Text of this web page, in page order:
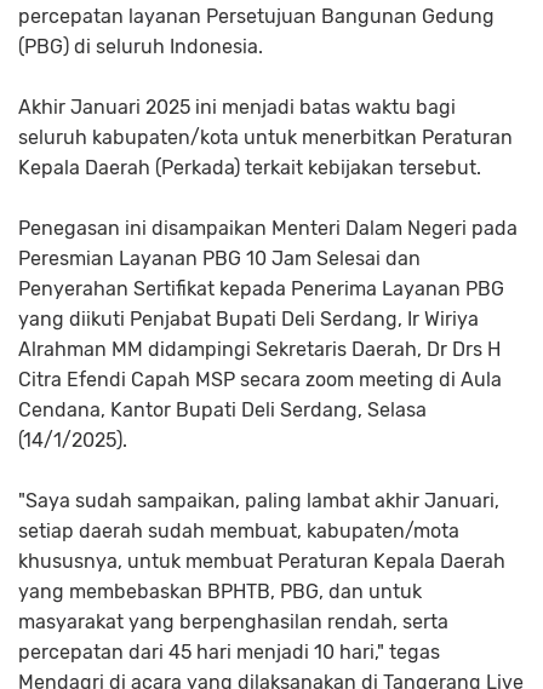
percepatan layanan Persetujuan Bangunan Gedung
(PBG) di seluruh Indonesia.
Akhir Januari 2025 ini menjadi batas waktu bagi
seluruh kabupaten/kota untuk menerbitkan Peraturan
Kepala Daerah (Perkada) terkait kebijakan tersebut.
Penegasan ini disampaikan Menteri Dalam Negeri pada
Peresmian Layanan PBG 10 Jam Selesai dan
Penyerahan Sertifikat kepada Penerima Layanan PBG
yang diikuti Penjabat Bupati Deli Serdang, Ir Wiriya
Alrahman MM didampingi Sekretaris Daerah, Dr Drs H
Citra Efendi Capah MSP secara zoom meeting di Aula
Cendana, Kantor Bupati Deli Serdang, Selasa
(14/1/2025).
"Saya sudah sampaikan, paling lambat akhir Januari,
setiap daerah sudah membuat, kabupaten/mota
khususnya, untuk membuat Peraturan Kepala Daerah
yang membebaskan BPHTB, PBG, dan untuk
masyarakat yang berpenghasilan rendah, serta
percepatan dari 45 hari menjadi 10 hari," tegas
Mendagri di acara yang dilaksanakan di Tangerang Live